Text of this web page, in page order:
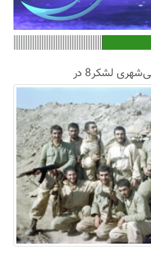
مصاحبۀ رزمندگان خمینی‌شهری لشکر8 در